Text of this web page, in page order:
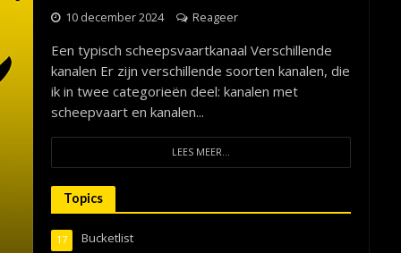
10 december 2024 Reageer
Een typisch scheepsvaartkanaal Verschillende
kanalen Er zijn verschillende soorten kanalen, die
ik in twee categorieën deel: kanalen met
scheepvaart en kanalen...
LEES MEER...
Topics
Bucketlist
17